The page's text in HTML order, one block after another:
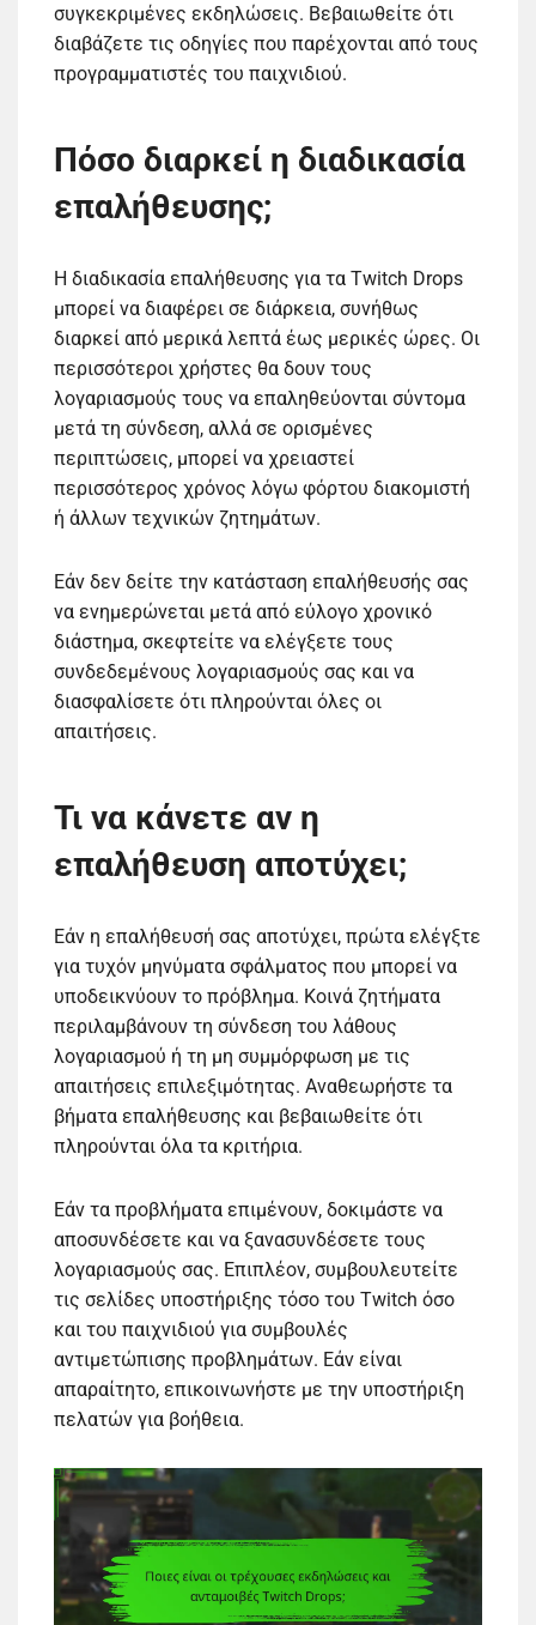
συγκεκριμένες εκδηλώσεις. Βεβαιωθείτε ότι
διαβάζετε τις οδηγίες που παρέχονται από τους
προγραμματιστές του παιχνιδιού.
Πόσο διαρκεί η διαδικασία
επαλήθευσης;
Η διαδικασία επαλήθευσης για τα Twitch Drops
μπορεί να διαφέρει σε διάρκεια, συνήθως
διαρκεί από μερικά λεπτά έως μερικές ώρες. Οι
περισσότεροι χρήστες θα δουν τους
λογαριασμούς τους να επαληθεύονται σύντομα
μετά τη σύνδεση, αλλά σε ορισμένες
περιπτώσεις, μπορεί να χρειαστεί
περισσότερος χρόνος λόγω φόρτου διακομιστή
ή άλλων τεχνικών ζητημάτων.
Εάν δεν δείτε την κατάσταση επαλήθευσής σας
να ενημερώνεται μετά από εύλογο χρονικό
διάστημα, σκεφτείτε να ελέγξετε τους
συνδεδεμένους λογαριασμούς σας και να
διασφαλίσετε ότι πληρούνται όλες οι
απαιτήσεις.
Τι να κάνετε αν η
επαλήθευση αποτύχει;
Εάν η επαλήθευσή σας αποτύχει, πρώτα ελέγξτε
για τυχόν μηνύματα σφάλματος που μπορεί να
υποδεικνύουν το πρόβλημα. Κοινά ζητήματα
περιλαμβάνουν τη σύνδεση του λάθους
λογαριασμού ή τη μη συμμόρφωση με τις
απαιτήσεις επιλεξιμότητας. Αναθεωρήστε τα
βήματα επαλήθευσης και βεβαιωθείτε ότι
πληρούνται όλα τα κριτήρια.
Εάν τα προβλήματα επιμένουν, δοκιμάστε να
αποσυνδέσετε και να ξανασυνδέσετε τους
λογαριασμούς σας. Επιπλέον, συμβουλευτείτε
τις σελίδες υποστήριξης τόσο του Twitch όσο
και του παιχνιδιού για συμβουλές
αντιμετώπισης προβλημάτων. Εάν είναι
απαραίτητο, επικοινωνήστε με την υποστήριξη
πελατών για βοήθεια.